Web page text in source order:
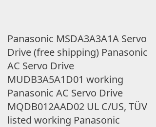
Panasonic MSDA3A3A1A Servo
Drive (free shipping) Panasonic
AC Servo Drive
MUDB3A5A1D01 working
Panasonic AC Servo Drive
MQDB012AAD02 UL C/US, TÜV
listed working Panasonic